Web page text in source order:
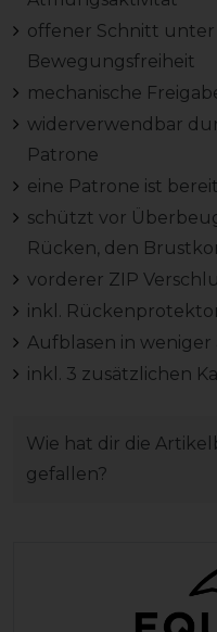
offener Schnitt
Bewegungsfreiheit
mechanische
widerverwendbar
Patrone
eine Patrone ist
schützt vor
Rücken, den
vorderer ZIP
inkl.
Aufblasen in weniger
inkl. 3 zusätzlichen
Wie hat dir die
gefallen?